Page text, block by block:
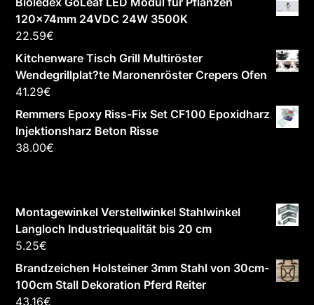
120x74mm 24VDC 24W 3500K
22.59€
Kitchenware Tisch Grill Multiröster
Wendegrillplat?te Maronenröster Crepers Ofen
41.29€
Remmers Epoxy Riss-Fix Set CF100 Epoxidharz
Injektionsharz Beton Risse
38.00€
Montagewinkel Verstellwinkel Stahlwinkel
Langloch Industriequalität bis 20 cm
5.25€
Brandzeichen Holsteiner 3mm Stahl von 30cm-
100cm Stall Dekoration Pferd Reiter
43.16€